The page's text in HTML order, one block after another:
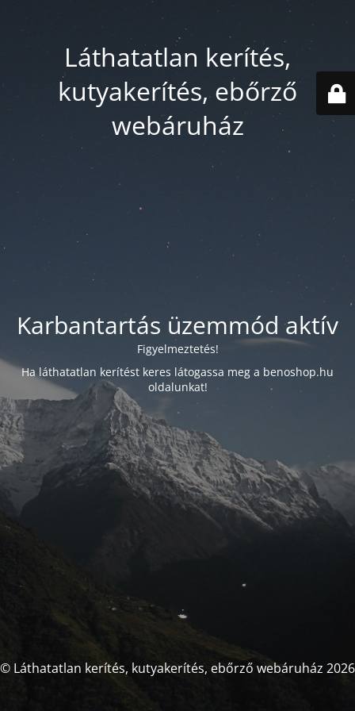
Láthatatlan kerítés,
kutyakerítés, ebőrző
webáruház
Karbantartás üzemmód aktív
Figyelmeztetés!
Ha láthatatlan kerítést keres látogassa meg a benoshop.hu
oldalunkat!
© Láthatatlan kerítés, kutyakerítés, ebőrző webáruház 2026